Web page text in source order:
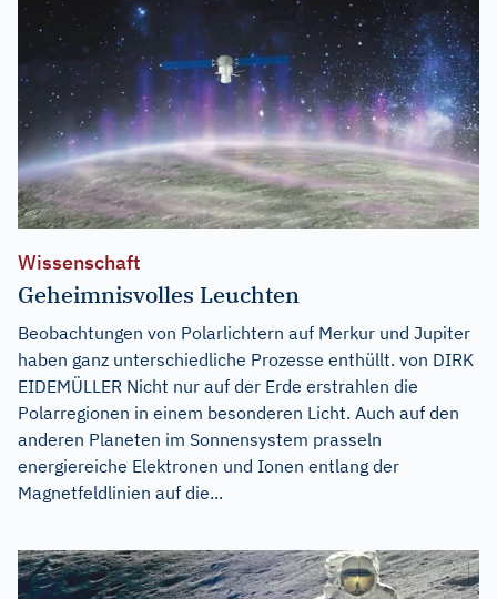
Wissenschaft
Geheimnisvolles Leuchten
Beobachtungen von Polarlichtern auf Merkur und Jupiter
haben ganz unterschiedliche Prozesse enthüllt. von DIRK
EIDEMÜLLER Nicht nur auf der Erde erstrahlen die
Polarregionen in einem besonderen Licht. Auch auf den
anderen Planeten im Sonnensystem prasseln
energiereiche Elektronen und Ionen entlang der
Magnetfeldlinien auf die...